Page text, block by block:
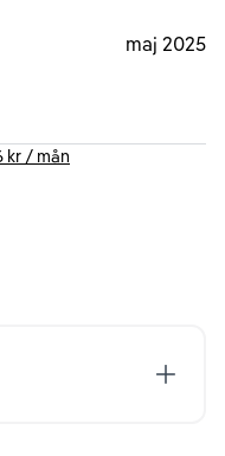
maj 2025
kr / mån